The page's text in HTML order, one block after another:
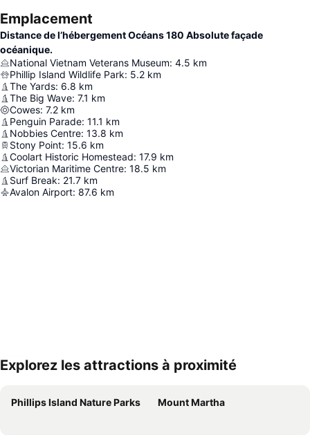
Emplacement
Distance de l’hébergement Océans 180 Absolute façade
océanique.
National Vietnam Veterans Museum: 4.5 km
Phillip Island Wildlife Park: 5.2 km
The Yards: 6.8 km
The Big Wave: 7.1 km
Cowes: 7.2 km
Penguin Parade: 11.1 km
Nobbies Centre: 13.8 km
Stony Point: 15.6 km
Coolart Historic Homestead: 17.9 km
Victorian Maritime Centre: 18.5 km
Surf Break: 21.7 km
Avalon Airport: 87.6 km
Explorez les attractions à proximité
Phillips Island Nature Parks Mount Martha